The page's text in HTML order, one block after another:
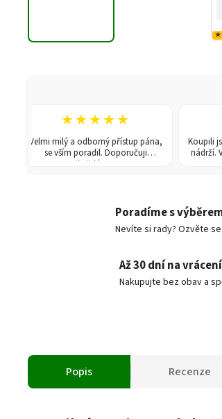
★
★★★★★
Velmi milý a odborný přístup pána,
se vším poradil. Doporučuji
každému!
Koupili jsme
nádrží. Vše v
Poradíme s
Nevíte si rady? Ozvěte
Až 30 dní na
Nakupujte bez obav a
Popis Recenze